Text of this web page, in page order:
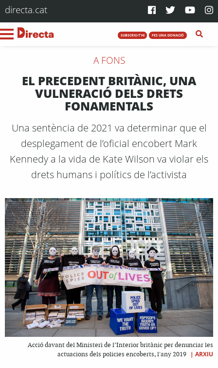
directa.cat
SUBSCRIU-T'HI FES UNA DONACIÓ
A FONS
EL PRECEDENT BRITÀNIC, UNA
VULNERACIÓ DELS DRETS
FONAMENTALS
Una sentència de 2021 va determinar que el
desplegament de l’oficial encobert Mark
Kennedy a la vida de Kate Wilson va violar els
drets humans i polítics de l’activista
Acció davant del Ministeri de l’Interior britànic per denunciar les
actuacions dels policies encoberts, l'any 2019
| ARXIU